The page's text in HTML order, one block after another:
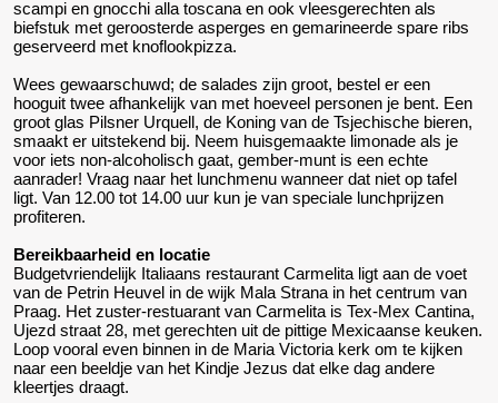
scampi en gnocchi alla toscana en ook vleesgerechten als
biefstuk met geroosterde asperges en gemarineerde spare ribs
geserveerd met knoflookpizza.
Wees gewaarschuwd; de salades zijn groot, bestel er een
hooguit twee afhankelijk van met hoeveel personen je bent. Een
groot glas Pilsner Urquell, de Koning van de Tsjechische bieren,
smaakt er uitstekend bij. Neem huisgemaakte limonade als je
voor iets non-alcoholisch gaat, gember-munt is een echte
aanrader! Vraag naar het lunchmenu wanneer dat niet op tafel
ligt. Van 12.00 tot 14.00 uur kun je van speciale lunchprijzen
profiteren.
Bereikbaarheid en locatie
Budgetvriendelijk Italiaans restaurant Carmelita ligt aan de voet
van de Petrin Heuvel in de wijk Mala Strana in het centrum van
Praag. Het zuster-restuarant van Carmelita is Tex-Mex Cantina,
Ujezd straat 28, met gerechten uit de pittige Mexicaanse keuken.
Loop vooral even binnen in de Maria Victoria kerk om te kijken
naar een beeldje van het Kindje Jezus dat elke dag andere
kleertjes draagt.